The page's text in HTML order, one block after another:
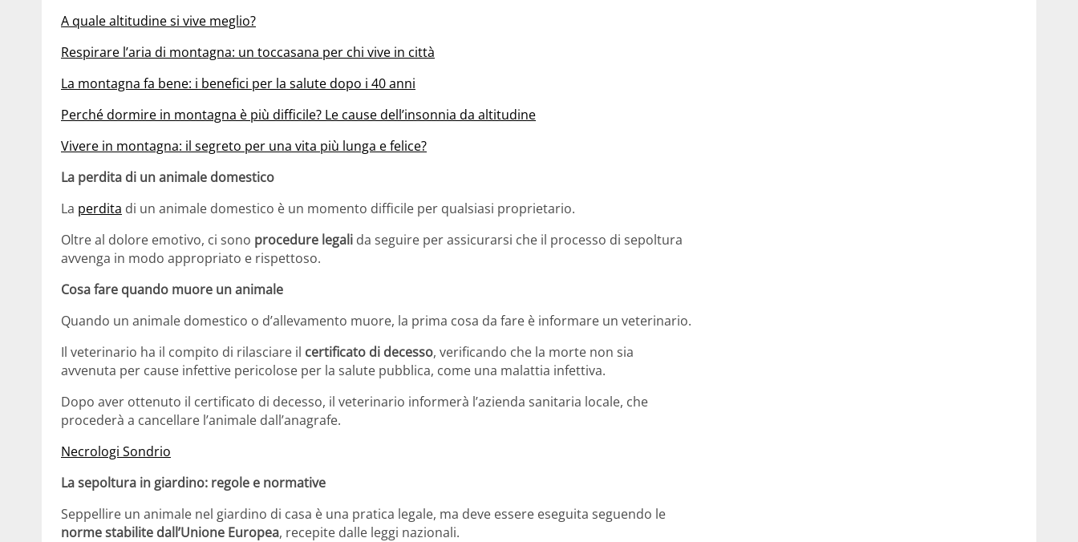
A quale altitudine si vive meglio?
Respirare l’aria di montagna: un toccasana per chi vive in città
La montagna fa bene: i benefici per la salute dopo i 40 anni
Perché dormire in montagna è più difficile? Le cause dell’insonnia da altitudine
Vivere in montagna: il segreto per una vita più lunga e felice?
La perdita di un animale domestico
La perdita di un animale domestico è un momento difficile per qualsiasi proprietario.
Oltre al dolore emotivo, ci sono procedure legali da seguire per assicurarsi che il processo di sepoltura
avvenga in modo appropriato e rispettoso.
Cosa fare quando muore un animale
Quando un animale domestico o d’allevamento muore, la prima cosa da fare è informare un veterinario.
Il veterinario ha il compito di rilasciare il certificato di decesso, verificando che la morte non sia
avvenuta per cause infettive pericolose per la salute pubblica, come una malattia infettiva.
Dopo aver ottenuto il certificato di decesso, il veterinario informerà l’azienda sanitaria locale, che
procederà a cancellare l’animale dall’anagrafe.
Necrologi Sondrio
La sepoltura in giardino: regole e normative
Seppellire un animale nel giardino di casa è una pratica legale, ma deve essere eseguita seguendo le
norme stabilite dall’Unione Europea, recepite dalle leggi nazionali.